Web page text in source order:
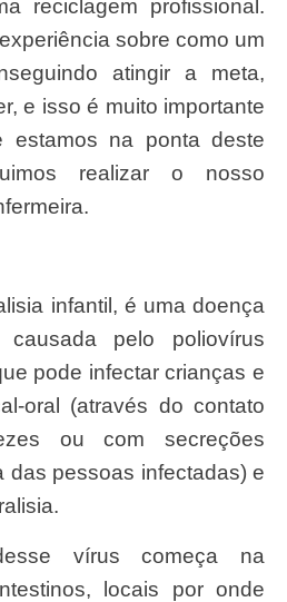
reciclagem profissional.
sobre como um
atingir a meta,
e isso é muito importante
estamos na ponta deste
realizar o nosso
causada pelo poliovírus
pode infectar crianças e
oral (através do contato
ou com secreções
das pessoas infectadas) e
locais por onde